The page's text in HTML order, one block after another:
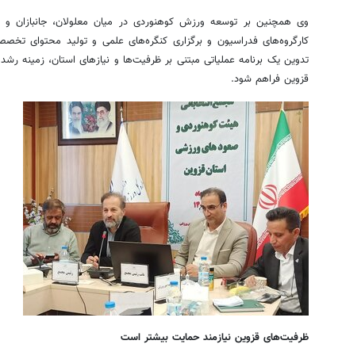
وی همچنین بر توسعه ورزش کوهنوردی در میان معلولان، جانبازان و
کارگروه‌های فدراسیون و برگزاری کنگره‌های علمی و تولید محتوای
تدوین یک برنامه عملیاتی مبتنی بر ظرفیت‌ها و نیازهای استان،
قزوین فراهم شود.
ظرفیت‌های قزوین نیازمند حمایت بیشتر است